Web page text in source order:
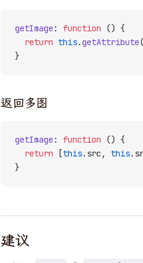
getImage : function () {
  return
this.getAttribute(
}
返回多图
getImage : function () {
  return
[this.src, this
}
建议